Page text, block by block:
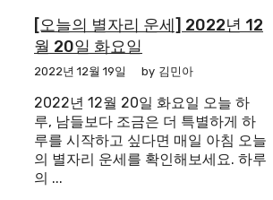
[오늘의 별자리 운세] 2022년 12
월 20일 화요일
2022년 12월 19일 by 김민아
2022년 12월 20일 화요일 오늘 하
루, 남들보다 조금은 더 특별하게 하
루를 시작하고 싶다면 매일 아침 오늘
의 별자리 운세를 확인해보세요. 하루
의 ...